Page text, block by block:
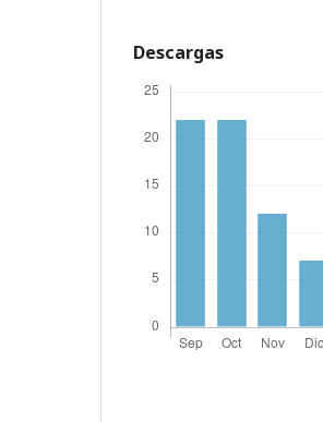
Descargas